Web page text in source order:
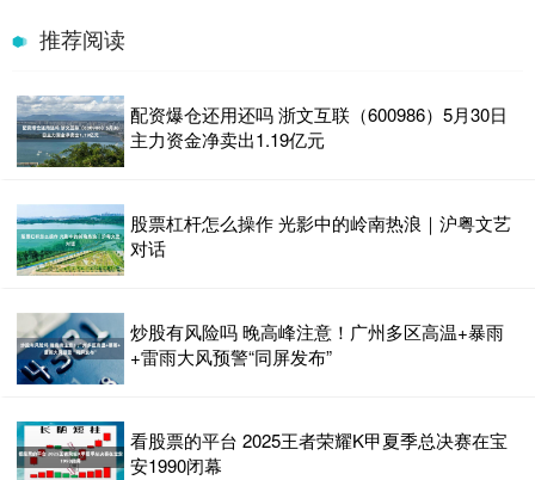
推荐阅读
配资爆仓还用还吗 浙文互联（600986）5月30日
主力资金净卖出1.19亿元
股票杠杆怎么操作 光影中的岭南热浪｜沪粤文艺
对话
炒股有风险吗 晚高峰注意！广州多区高温+暴雨
+雷雨大风预警“同屏发布”
看股票的平台 2025王者荣耀K甲夏季总决赛在宝
安1990闭幕